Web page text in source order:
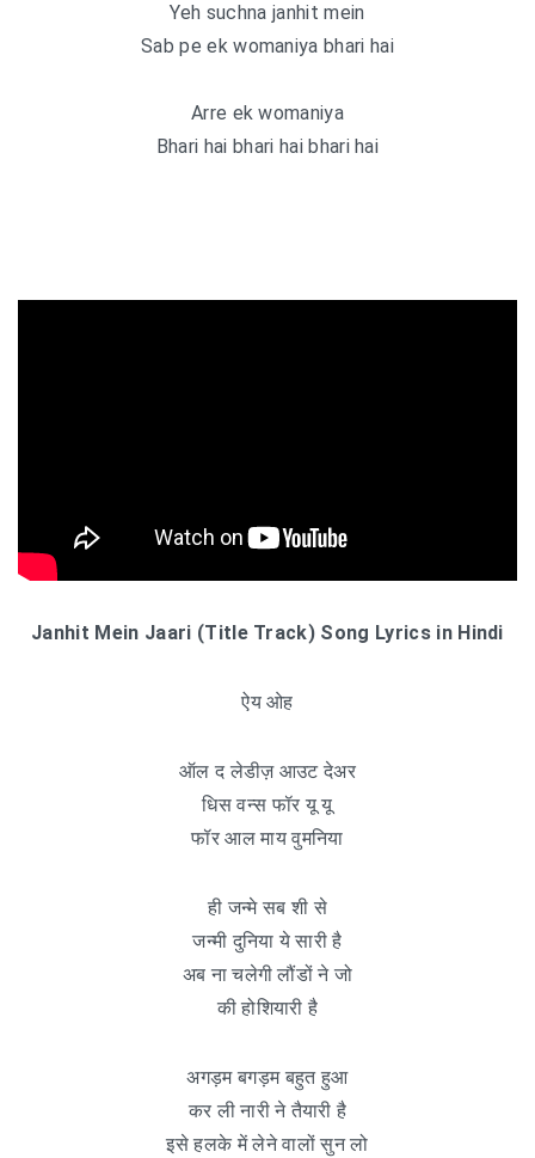
Yeh suchna janhit mein
Sab pe ek womaniya bhari hai
Arre ek womaniya
Bhari hai bhari hai bhari hai
Janhit Mein Jaari (Title Track) Song Lyrics in Hindi
ऐय ओह
ऑल द लेडीज़ आउट देअर
धिस वन्स फॉर यू यू
फॉर आल माय वुमनिया
ही जन्मे सब शी से
जन्मी दुनिया ये सारी है
अब ना चलेगी लौंडों ने जो
की होशियारी है
अगड़म बगड़म बहुत हुआ
कर ली नारी ने तैयारी है
इसे हलके में लेने वालों सुन लो